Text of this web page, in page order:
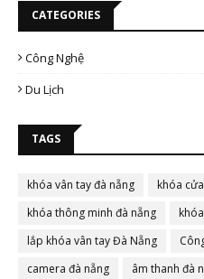
CATEGORIES
Công Nghệ
Du Lịch
TAGS
khóa vân tay đà nẵng
khóa
khóa thông minh đà nẵng
lắp khóa vân tay Đà Nẵng
camera đà nẵng
âm thanh đà